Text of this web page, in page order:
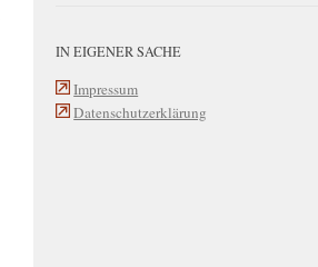
IN EIGENER SACHE
Impressum
Datenschutzerklärung